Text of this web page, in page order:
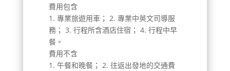
費用包含
1. 專業旅遊用車； 2. 專業中英文司導服
務； 3. 行程所含酒店住宿； 4. 行程中早
餐。
費用不含
1. 午餐和晚餐； 2. 往返出發地的交通費